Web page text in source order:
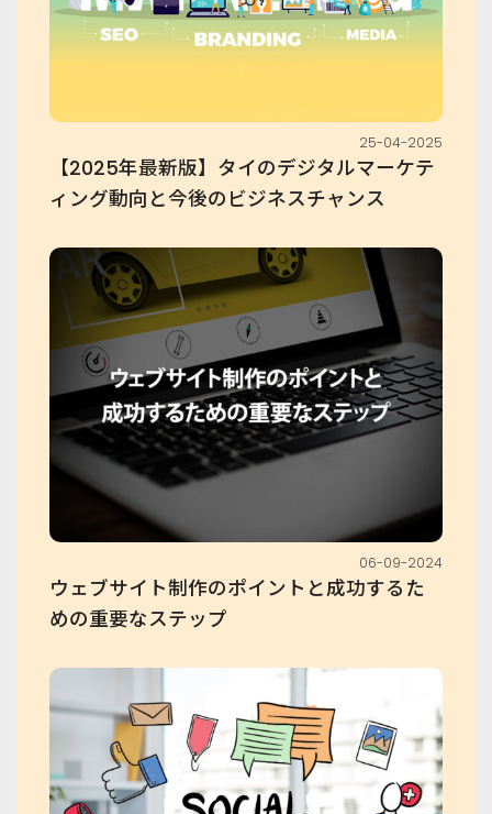
25-04-2025
【2025年最新版】タイのデジタルマーケテ
ィング動向と今後のビジネスチャンス
06-09-2024
ウェブサイト制作のポイントと成功するた
めの重要なステップ